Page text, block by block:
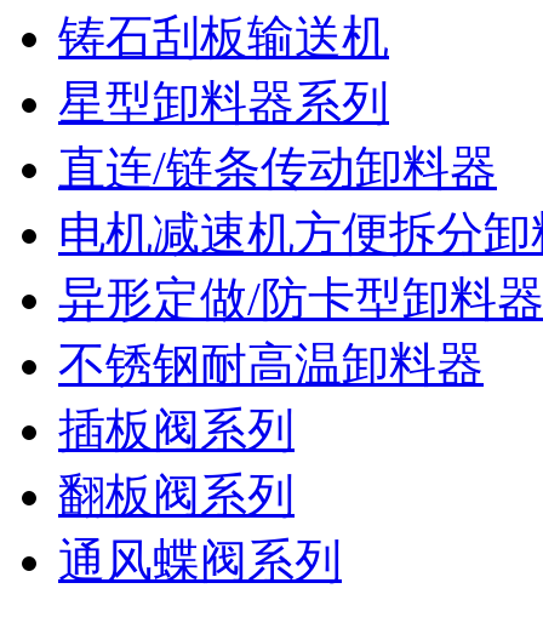
铸石刮板输送机
星型卸料器系列
直连/链条传动卸料器
电机减速机方便拆分卸
异形定做/防卡型卸料器
不锈钢耐高温卸料器
插板阀系列
翻板阀系列
通风蝶阀系列